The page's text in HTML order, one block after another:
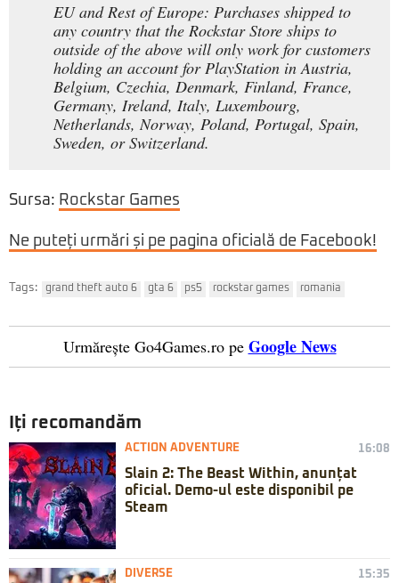
EU and Rest of Europe: Purchases shipped to
any country that the Rockstar Store ships to
outside of the above will only work for customers
holding an account for PlayStation in Austria,
Belgium, Czechia, Denmark, Finland, France,
Germany, Ireland, Italy, Luxembourg,
Netherlands, Norway, Poland, Portugal, Spain,
Sweden, or Switzerland.
Sursa: Rockstar Games
Ne puteți urmări și pe pagina oficială de Facebook!
Tags: grand theft auto 6 gta 6 ps5 rockstar games romania
Urmărește Go4Games.ro pe Google News
Iți recomandăm
ACTION ADVENTURE 16:08
Slain 2: The Beast Within, anunțat
oficial. Demo-ul este disponibil pe
Steam
DIVERSE 15:35